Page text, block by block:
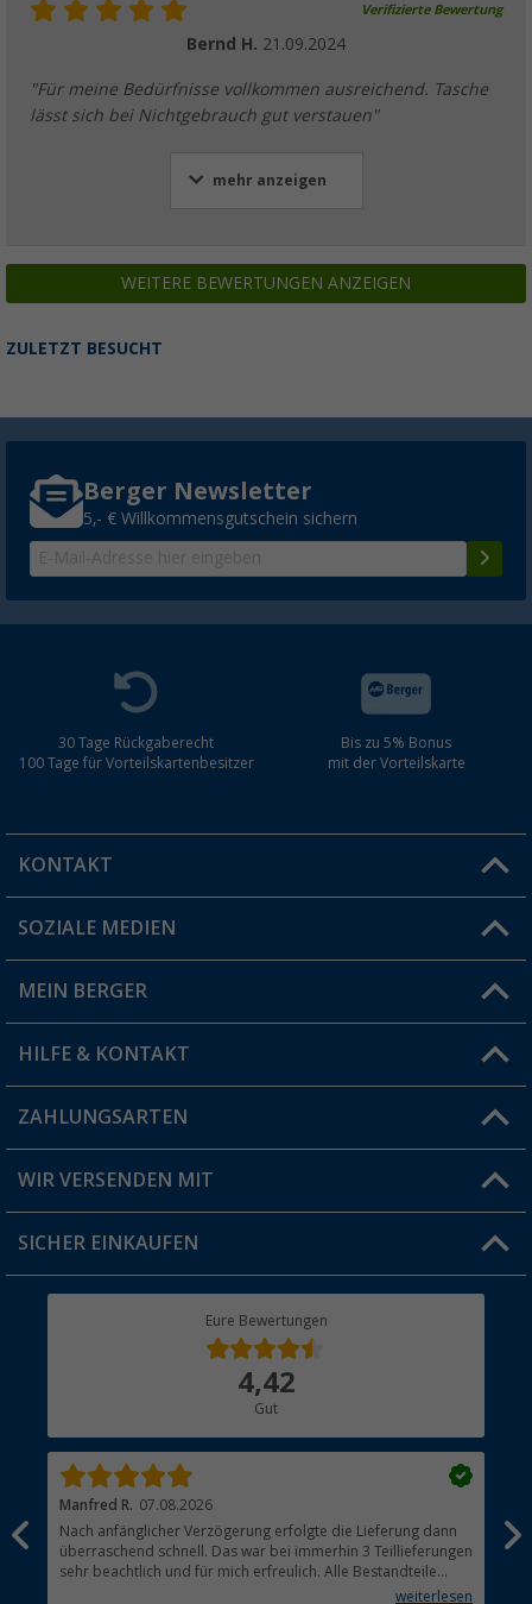
Verifizierte Bewertung
Bernd H. 21.09.2024
"Für meine Bedürfnisse vollkommen ausreichend. Tasche
lässt sich bei Nichtgebrauch gut verstauen"
mehr anzeigen
WEITERE BEWERTUNGEN ANZEIGEN
ZULETZT BESUCHT
Berger Newsletter
5,- € Willkommensgutschein sichern
30 Tage Rückgaberecht
100 Tage für Vorteilskartenbesitzer
Bis zu 5% Bonus
mit der Vorteilskarte
KONTAKT
Du hast eine Frage?
Filiale finden
SOZIALE MEDIEN
MEIN BERGER
Vorteilskarte
Blog
Jobs & Karriere
HILFE & KONTAKT
FAQ & Kontakt
Versandinformationen
Rücksendung
ZAHLUNGSARTEN
WIR VERSENDEN MIT
SICHER EINKAUFEN
Eure Bewertungen
4,42
Gut
Manfred R. 07.08.2026
Nach anfänglicher Verzögerung erfolgte die Lieferung dann
überraschend schnell. Das war bei immerhin 3 Teillieferungen
sehr beachtlich und für mich erfreulich. Alle Bestandteile
waren gut verpackt und in Ordnung. Das Gerät (Gasgrill)weiterlesen